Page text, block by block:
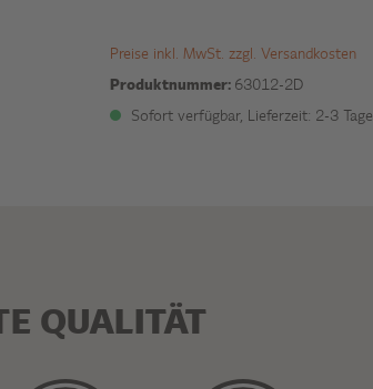
Preise inkl. MwSt. zzgl. Versandkosten
Produktnummer: 63012-2D
Sofort verfügbar, Lieferzeit: 2-3 Tage
QUALITÄT